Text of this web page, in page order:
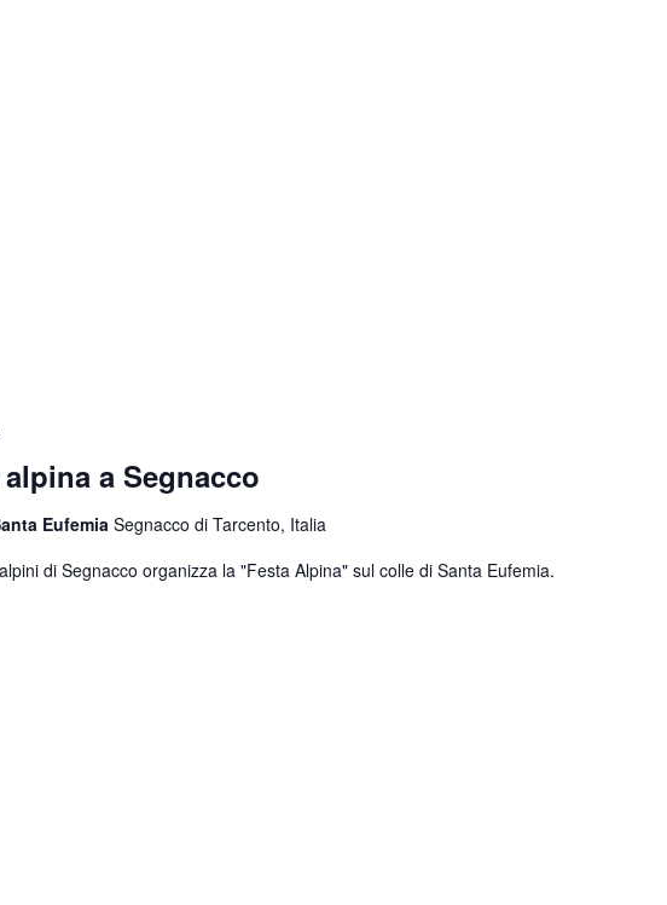
a Segnacco
Eufemia Segnacco di Tarcento, Italia
di Segnacco organizza la "Festa Alpina" sul colle di Santa Eufemia.